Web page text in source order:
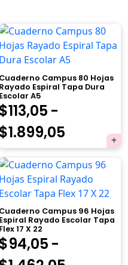
Cuaderno Campus 80 Hojas
Rayado Espiral Tapa Dura
Escolar A5
$113,05 -
$1.899,05 Rango
de
precios:
desde
$113,05
Cuaderno Campus 96 Hojas
Espiral Rayado Escolar Tapa
Flex 17 X 22
$94,05 -
×